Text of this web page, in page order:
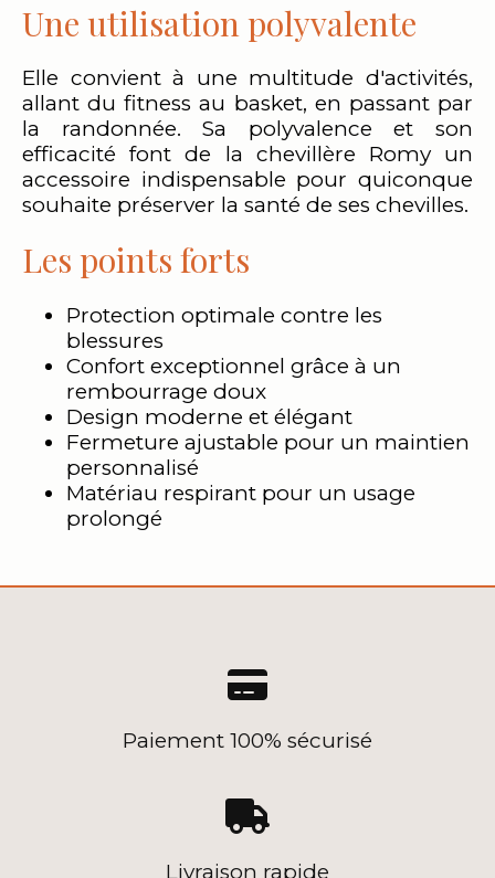
Une utilisation polyvalente
Elle convient à une multitude d'activités,
allant du fitness au basket, en passant par
la randonnée. Sa polyvalence et son
efficacité font de la chevillère Romy un
accessoire indispensable pour quiconque
souhaite préserver la santé de ses chevilles.
Les points forts
Protection optimale contre les
blessures
Confort exceptionnel grâce à un
rembourrage doux
Design moderne et élégant
Fermeture ajustable pour un maintien
personnalisé
Matériau respirant pour un usage
prolongé

Paiement 100% sécurisé

Livraison rapide